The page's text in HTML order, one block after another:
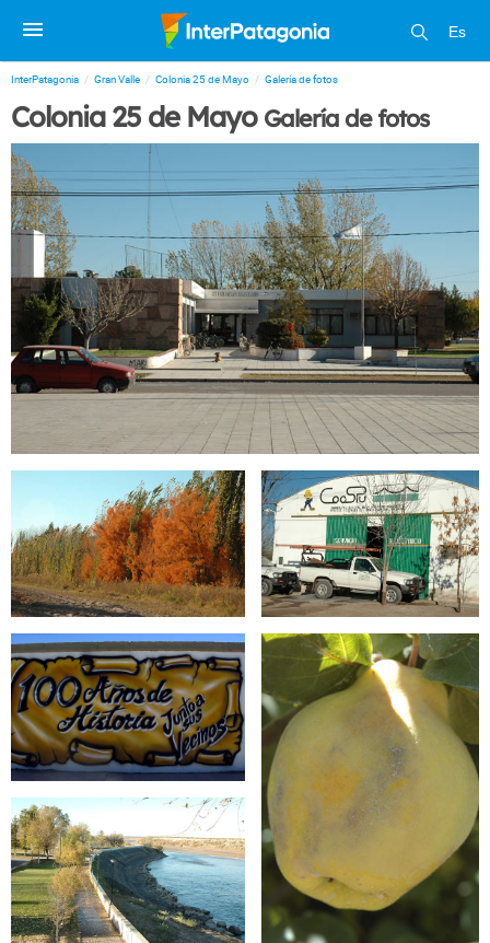
Es
InterPatagonia Gran Valle Colonia 25 de Mayo Galería de fotos
Colonia 25 de Mayo Galería de fotos